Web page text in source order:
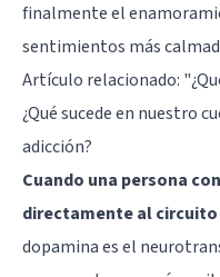
finalmente el
sentimientos más
Artículo relacionado:
¿Qué sucede en nuestro
adicción?
Cuando una persona
directamente alcircuito
dopamina es el